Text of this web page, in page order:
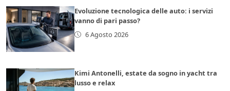
Evoluzione tecnologica delle auto: i servizi
vanno di pari passo?
6 Agosto 2026
Kimi Antonelli, estate da sogno in yacht tra
lusso e relax